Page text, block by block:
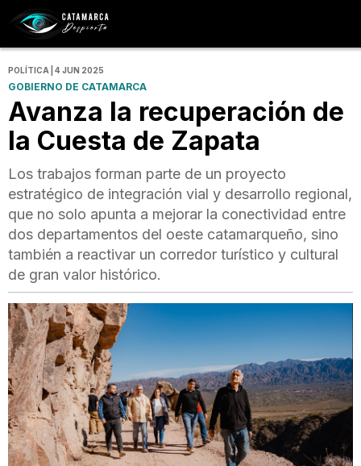
POLÍTICA | 4 JUN 2025
GOBIERNO DE CATAMARCA
Avanza la recuperación de
la Cuesta de Zapata
Los trabajos forman parte de un proyecto
estratégico de integración vial y desarrollo regional,
que no solo apunta a mejorar la conectividad entre
dos departamentos del oeste catamarqueño, sino
también a reactivar un corredor turístico y cultural
de gran valor histórico.